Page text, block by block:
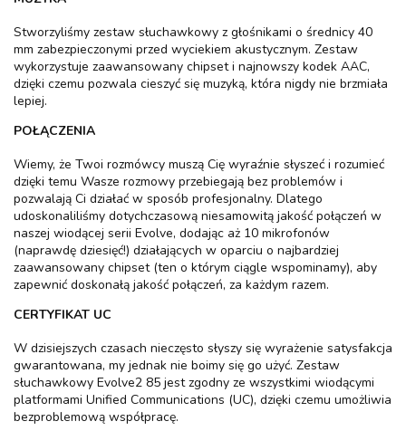
Stworzyliśmy zestaw słuchawkowy z głośnikami o średnicy 40
mm zabezpieczonymi przed wyciekiem akustycznym. Zestaw
wykorzystuje zaawansowany chipset i najnowszy kodek AAC,
dzięki czemu pozwala cieszyć się muzyką, która nigdy nie brzmiała
lepiej.
POŁĄCZENIA
Wiemy, że Twoi rozmówcy muszą Cię wyraźnie słyszeć i rozumieć
dzięki temu Wasze rozmowy przebiegają bez problemów i
pozwalają Ci działać w sposób profesjonalny. Dlatego
udoskonaliliśmy dotychczasową niesamowitą jakość połączeń w
naszej wiodącej serii Evolve, dodając aż 10 mikrofonów
(naprawdę dziesięć!) działających w oparciu o najbardziej
zaawansowany chipset (ten o którym ciągle wspominamy), aby
zapewnić doskonałą jakość połączeń, za każdym razem.
CERTYFIKAT UC
W dzisiejszych czasach nieczęsto słyszy się wyrażenie satysfakcja
gwarantowana, my jednak nie boimy się go użyć. Zestaw
słuchawkowy Evolve2 85 jest zgodny ze wszystkimi wiodącymi
platformami Unified Communications (UC), dzięki czemu umożliwia
bezproblemową współpracę.